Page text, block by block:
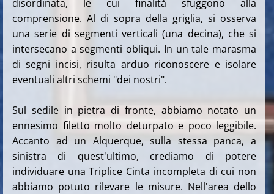
disordinata, le cui finalità sfuggono alla
comprensione. Al di sopra della griglia, si osserva
una serie di segmenti verticali (una decina), che si
intersecano a segmenti obliqui. In un tale marasma
di segni incisi, risulta arduo riconoscere e isolare
eventuali altri schemi "dei nostri".
Sul sedile in pietra di fronte, abbiamo notato un
ennesimo filetto molto deturpato e poco leggibile.
Accanto ad un Alquerque, sulla stessa panca, a
sinistra di quest'ultimo, crediamo di potere
individuare una Triplice Cinta incompleta di cui non
abbiamo potuto rilevare le misure. Nell'area dello